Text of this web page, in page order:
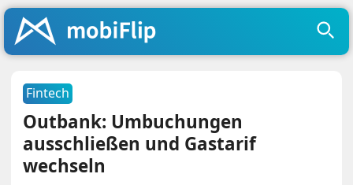
Fintech
Outbank: Umbuchungen
ausschließen und Gastarif
wechseln